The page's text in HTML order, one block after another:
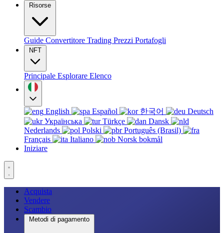
Risorse
Guide Convertitore Trading Prezzi Portafogli
NFT
Principale Esplorare Elenco
English Español 한국어
Deutsch
Українська
Türkçe
Dansk
Nederlands
Polski
Português (Brasil)
Français
Italiano
Norsk bokmål
Iniziare
Acquista
Vendere
Scambio
Metodi di pagamento